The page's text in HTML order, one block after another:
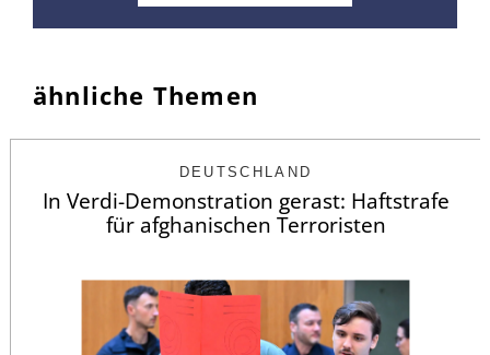
ähnliche Themen
DEUTSCHLAND
In Verdi-Demonstration gerast: Haftstrafe
für afghanischen Terroristen